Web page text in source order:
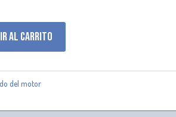
al carrito
del motor